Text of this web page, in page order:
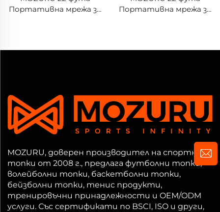
Портативна мрежа за
Портативна мрежа за
MOZURU, доверен производител на спортни
топки от 2008 г., предлага футболни топки,
волейболни топки, баскетболни топки,
бейзболни топки, тенис продукти,
тренировъчни принадлежности и OEM/ODM
услуги. Със сертификати по BSCI, ISO и други,